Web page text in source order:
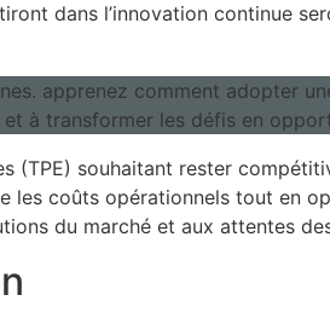
dans l’innovation continue
(TPE) souhaitant rester
les coûts opérationnels tout en
du marché et aux attentes